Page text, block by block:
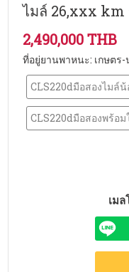
ไมล์ 26,xxx km
2,490,000 THB
ที่อยู่ยานพาหนะ: เกษตร-
CLS220dมือสองไมล์น้
CLS220dมือสองพร้อม
เม